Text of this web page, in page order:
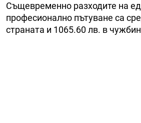
Същевременно разходите на
професионално пътуване са
страната и 1065.60 лв. в